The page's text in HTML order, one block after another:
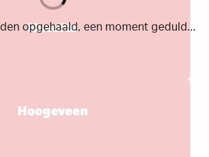
Havelte
Hoogeveen